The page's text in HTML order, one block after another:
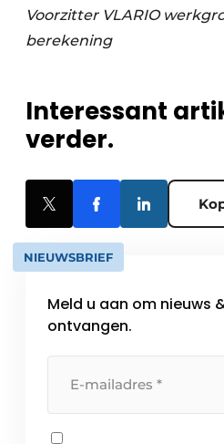
Voorzitter VLARIO
berekening
Interessant
verder.
NIEUWSBRIEF
Meld u aan om nieuws
ontvangen.